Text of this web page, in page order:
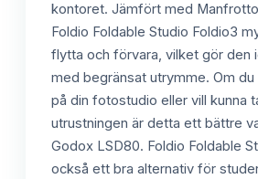
kontoret. Jämfört med
Foldio Foldable Studio Foldio3
flytta och förvara, vilket gör den
med begränsat utrymme. Om
på din fotostudio eller vill kunna
utrustningen är detta ett bättre
Godox LSD80. Foldio Foldable
också ett bra alternativ för